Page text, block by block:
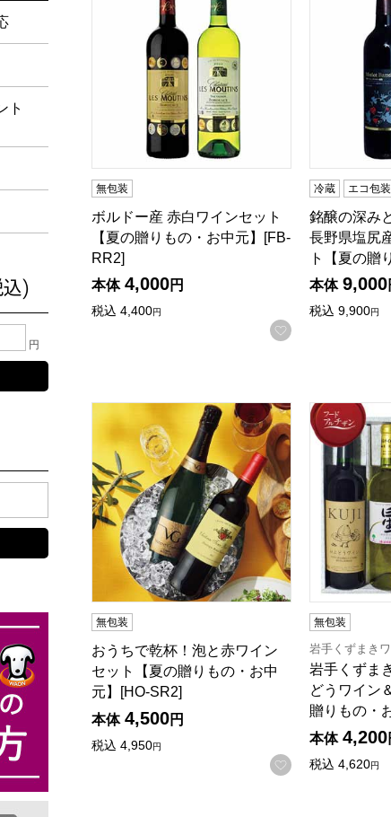
無包装
ボルドー産 赤白ワインセット
【夏の贈りもの・お中元】[FB-
RR2]
本体 4,000円
税込 4,400円
お気に入りに登
冷蔵 エコ包装
銘醸の深み
長野県塩尻
ト【夏の贈
本体 9,000
税込 9,900円
おうちで乾杯！泡と赤ワインセット【夏の贈
無包装
おうちで乾杯！泡と赤ワイン
セット【夏の贈りもの・お中
元】[HO-SR2]
本体 4,500円
税込 4,950円
お気に入りに登
岩手くずま
無包装
岩手くずまき
岩手くずま
どうワイン
贈りもの・
本体 4,200
税込 4,620円
イント付き・早得・期間限定商品から絞り込むことができ
ト
込)
どちらか１つまたは両方に、検索したい金額を入力してく
円
ワードを入力してください。